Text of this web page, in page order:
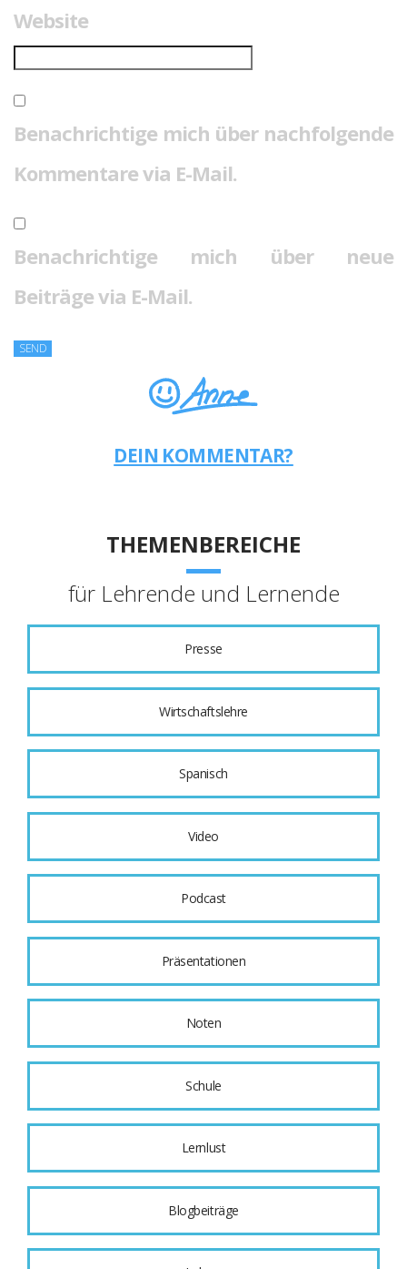
Website
Benachrichtige mich über nachfolgende
Kommentare via E-Mail.
Benachrichtige mich über neue
Beiträge via E-Mail.
DEIN KOMMENTAR?
THEMENBEREICHE
für Lehrende und Lernende
Presse
Wirtschaftslehre
Spanisch
Video
Podcast
Präsentationen
Noten
Schule
Lernlust
Blogbeiträge